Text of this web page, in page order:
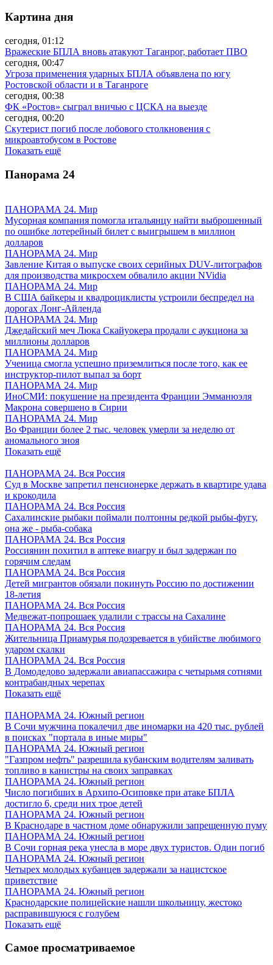
Картина дня
сегодня, 01:12
Вражеские БПЛА вновь атакуют Таганрог, работает ПВО
сегодня, 00:47
Угроза применения ударных БПЛА объявлена по югу
Ростовской области и в Таганроге
сегодня, 00:38
ФК «Ростов» сыграл вничью с ЦСКА на выезде
сегодня, 00:20
Скутерист погиб после лобового столкновения с
микроавтобусом в Ростове
Показать ещё
Панорама 24
ПАНОРАМА 24. Мир
Мусорная компания помогла итальянцу найти выброшенный
по ошибке лотерейный билет с выигрышем в миллион
долларов
ПАНОРАМА 24. Мир
Завление Китая о выпуске своих серийных DUV-литографов
для производства микросхем обвалило акции NVidia
ПАНОРАМА 24. Мир
В США байкеры и квадроциклисты устроили беспредел на
дорогах Лонг-Айленда
ПАНОРАМА 24. Мир
Джедайский меч Люка Скайуокера продали с аукциона за
миллионы долларов
ПАНОРАМА 24. Мир
Ученица смогла успешно приземлиться после того, как ее
инструктор-пилот выпал за борт
ПАНОРАМА 24. Мир
ИноСМИ: покушение на президента Франции Эмманюэля
Макрона совершено в Сирии
ПАНОРАМА 24. Мир
Во Франции более 2 тыс. человек умерли за неделю от
аномального зноя
Показать ещё
ПАНОРАМА 24. Вся Россия
Суд в Москве запретил пенсионерке держать в квартире удава
и крокодила
ПАНОРАМА 24. Вся Россия
Сахалинские рыбаки поймали полтонны редкой рыбы-фугу,
она же - рыба-собака
ПАНОРАМА 24. Вся Россия
Россиянин похитил в аптеке виагру и был задержан по
горячим следам
ПАНОРАМА 24. Вся Россия
Детей мигрантов обязали покинуть Россию по достижении
18-летия
ПАНОРАМА 24. Вся Россия
Медвежат-попрошаек удалили с трассы на Сахалине
ПАНОРАМА 24. Вся Россия
Жительница Приамурья подозревается в убийстве любимого
ударом скалки
ПАНОРАМА 24. Вся Россия
В Домодедово задержали авиапассажира с четырьмя сотнями
контрабандных черепах
Показать ещё
ПАНОРАМА 24. Южный регион
В Сочи мужчина покалечил две иномарки на 420 тыс. рублей
в поисках "портала в иные миры"
ПАНОРАМА 24. Южный регион
"Газпром нефть" разрешила кубанским водителям заливать
топливо в канистры на своих заправках
ПАНОРАМА 24. Южный регион
Число погибших в Архипо-Осиповке при атаке БПЛА
достигло 6, среди них трое детей
ПАНОРАМА 24. Южный регион
В Краснодаре в частном доме обнаружили запрещенную пуму
ПАНОРАМА 24. Южный регион
В Сочи горная река унесла в море двух туристов. Один погиб
ПАНОРАМА 24. Южный регион
Четырех молодых кубанцев задержали за нацистское
приветствие
ПАНОРАМА 24. Южный регион
Краснодарские полицейские нашли школьницу, жестоко
расправившуюся с голубем
Показать ещё
Самое просматриваемое